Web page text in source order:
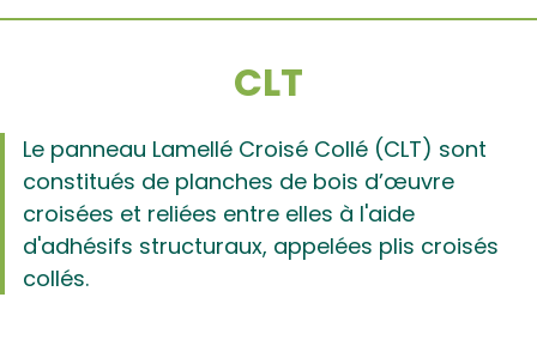
CLT
Le panneau Lamellé Croisé Collé (CLT) sont
constitués de planches de bois d’œuvre
croisées et reliées entre elles à l'aide
d'adhésifs structuraux, appelées plis croisés
collés.